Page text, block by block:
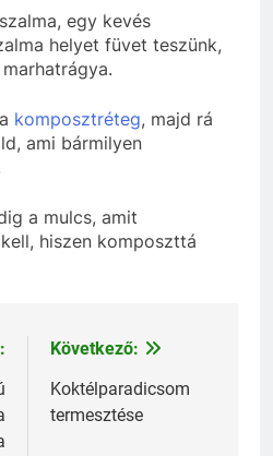
egy kevés
helyet füvet teszünk,
komposztréteg, majd rá
ami bármilyen
a mulcs, amit
hiszen komposzttá
Következő:
Koktélparadicsom
termesztése